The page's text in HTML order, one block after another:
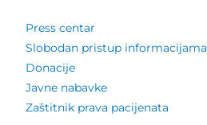
Press centar
Slobodan pristup informacijama
Donacije
Javne nabavke
Zaštitnik prava pacijenata